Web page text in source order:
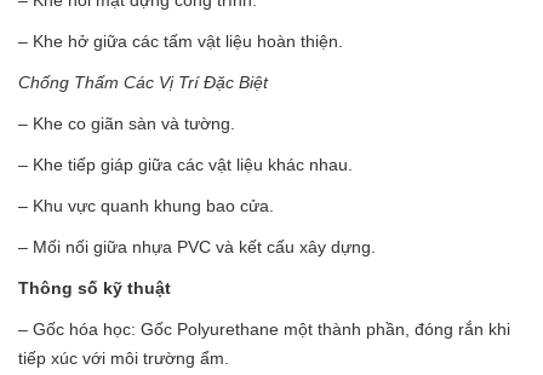
– Khe hở giữa các tấm vật liệu hoàn thiện.
Chống Thấm Các Vị Trí Đặc Biệt
– Khe co giãn sàn và tường.
– Khe tiếp giáp giữa các vật liệu khác nhau.
– Khu vực quanh khung bao cửa.
– Mối nối giữa nhựa PVC và kết cấu xây dựng.
Thông số kỹ thuật
– Gốc hóa học: Gốc Polyurethane một thành phần, đóng rắn khi
tiếp xúc với môi trường ẩm.